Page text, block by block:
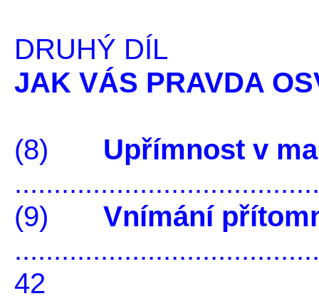
DRUHÝ DÍL
JAK VÁS PRAVDA
(8) Upřímnost v
(9) Vnímání
42